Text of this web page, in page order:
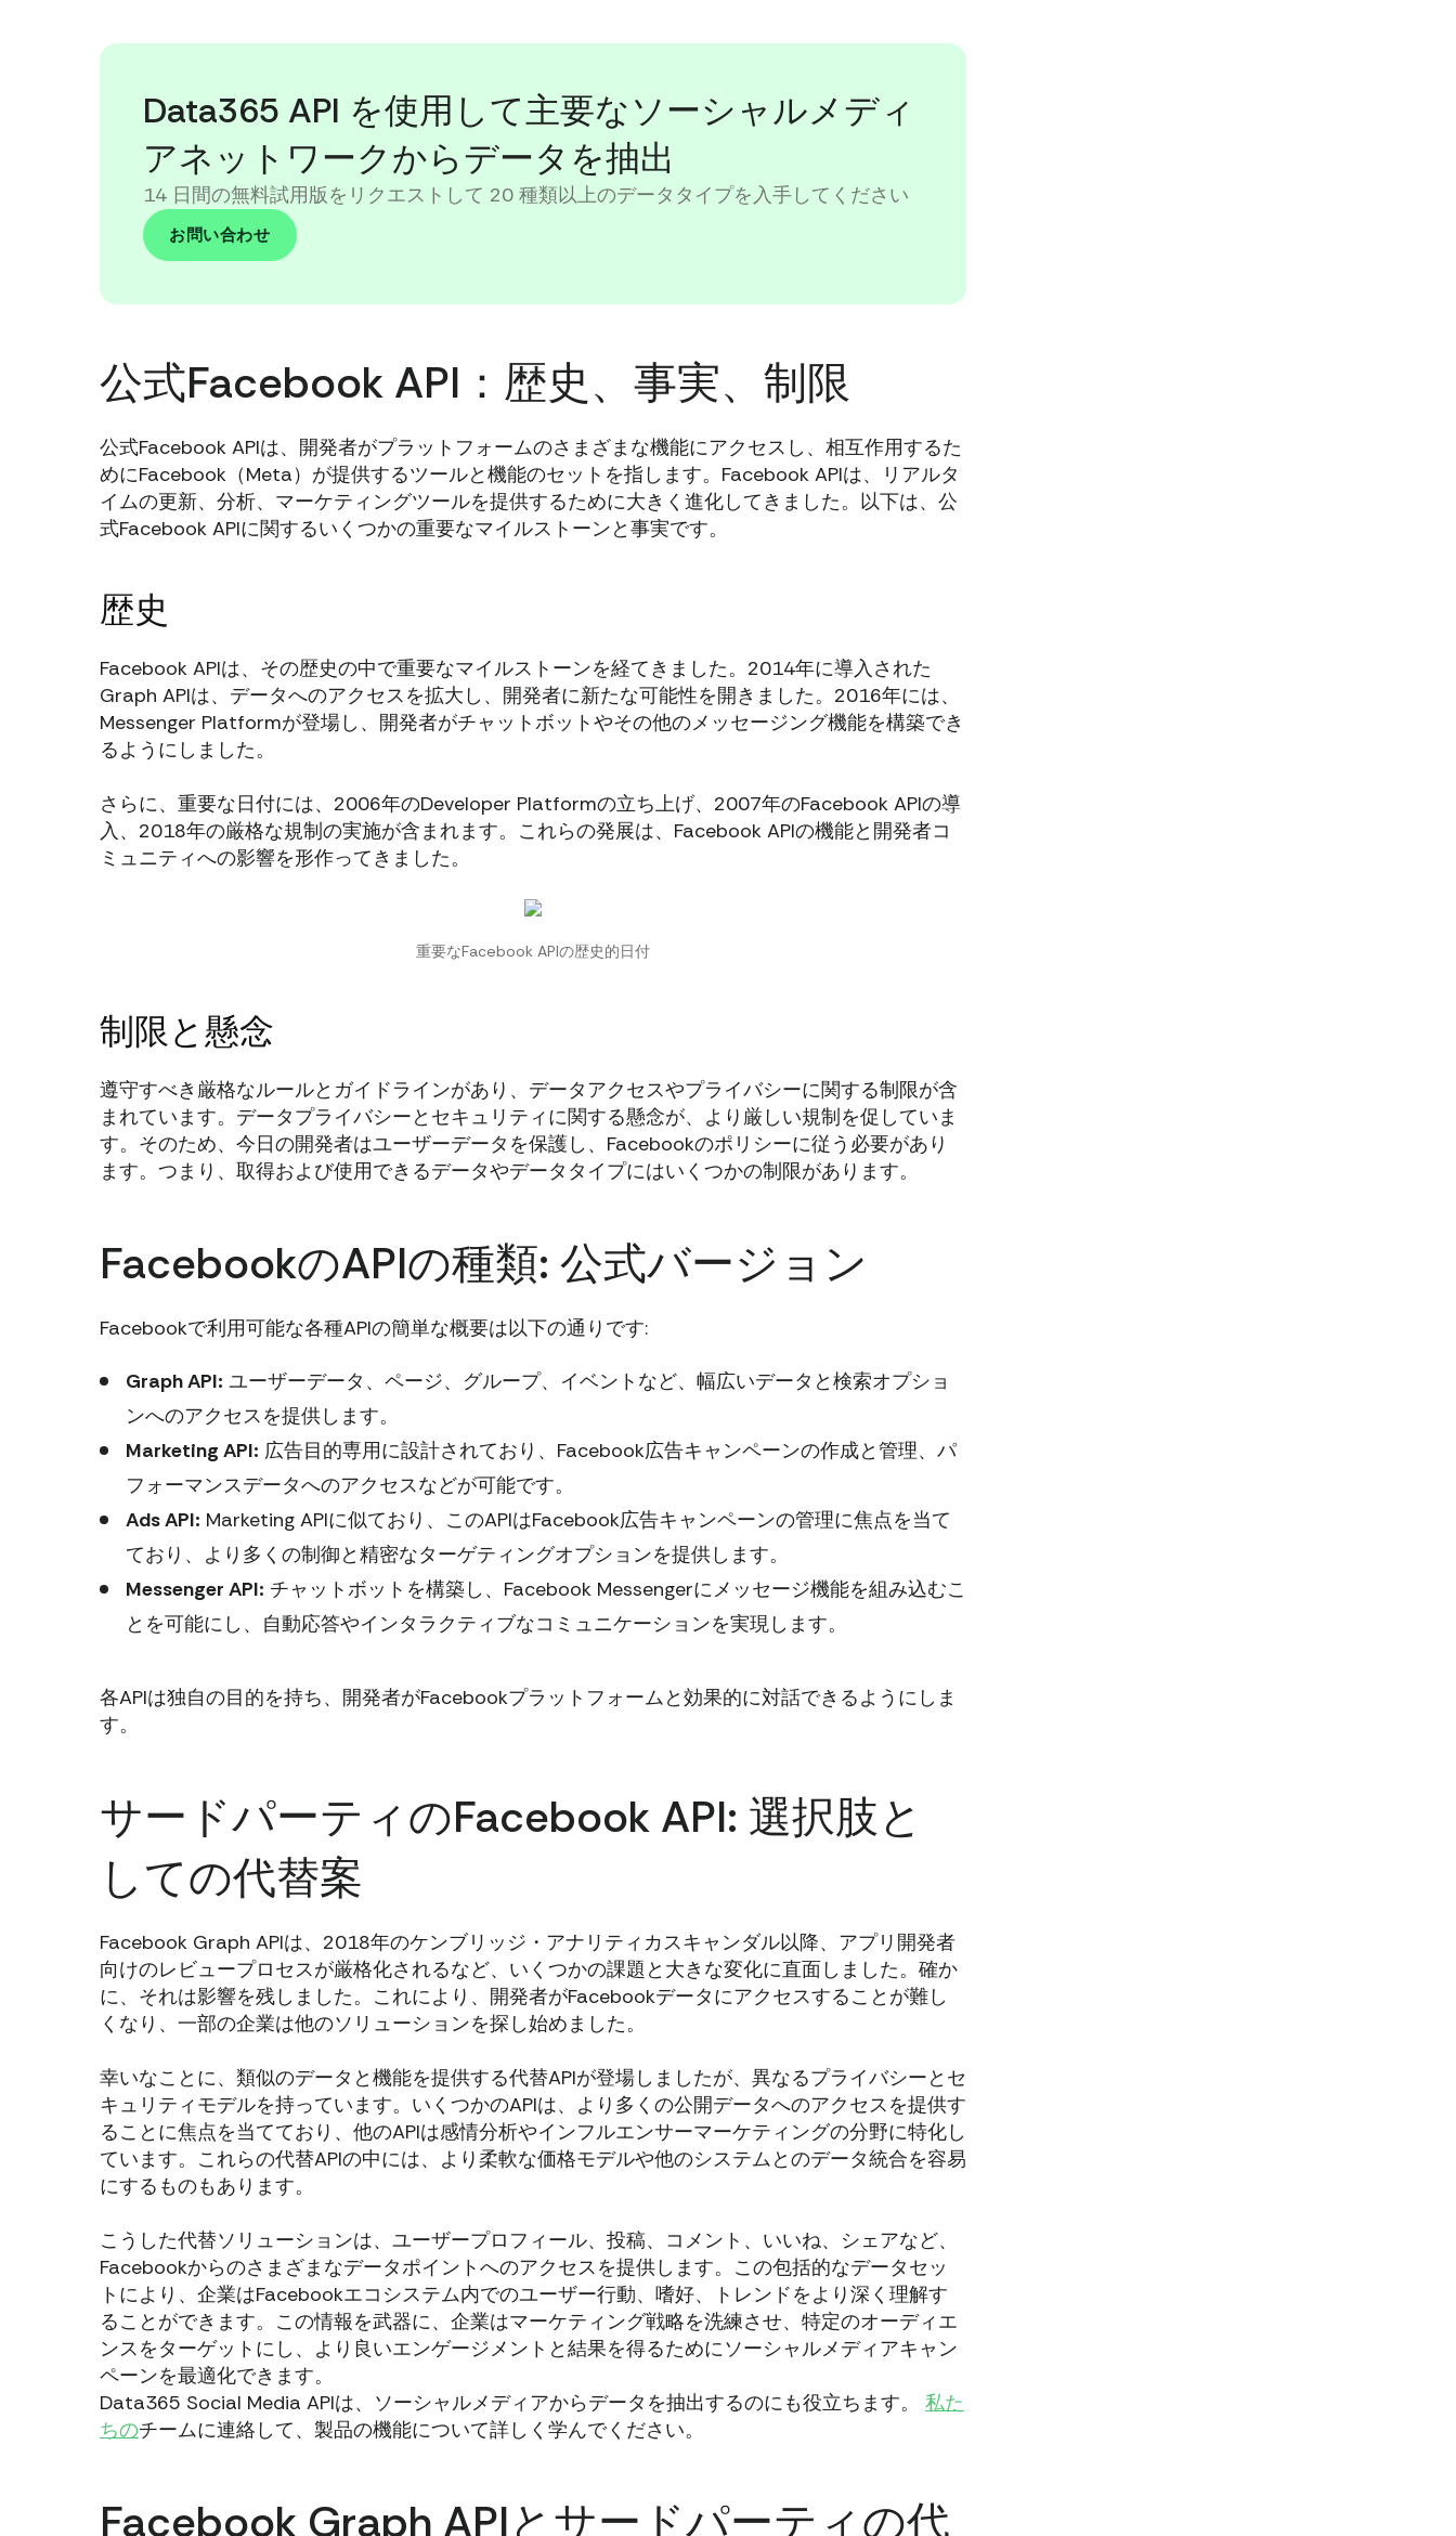
Data365 API を使用して主要なソーシャルメディ
アネットワークからデータを抽出
14 日間の無料試用版をリクエストして 20 種類以上のデータタイプを入手してください
お問い合わせ
公式Facebook API：歴史、事実、制限
公式Facebook APIは、開発者がプラットフォームのさまざまな機能にアクセスし、相互作用するた
めにFacebook（Meta）が提供するツールと機能のセットを指します。Facebook APIは、リアルタ
イムの更新、分析、マーケティングツールを提供するために大きく進化してきました。以下は、公
式Facebook APIに関するいくつかの重要なマイルストーンと事実です。
歴史
Facebook APIは、その歴史の中で重要なマイルストーンを経てきました。2014年に導入された
Graph APIは、データへのアクセスを拡大し、開発者に新たな可能性を開きました。2016年には、
Messenger Platformが登場し、開発者がチャットボットやその他のメッセージング機能を構築でき
るようにしました。
さらに、重要な日付には、2006年のDeveloper Platformの立ち上げ、2007年のFacebook APIの導
入、2018年の厳格な規制の実施が含まれます。これらの発展は、Facebook APIの機能と開発者コ
ミュニティへの影響を形作ってきました。
重要なFacebook APIの歴史的日付
制限と懸念
遵守すべき厳格なルールとガイドラインがあり、データアクセスやプライバシーに関する制限が含
まれています。データプライバシーとセキュリティに関する懸念が、より厳しい規制を促していま
す。そのため、今日の開発者はユーザーデータを保護し、Facebookのポリシーに従う必要があり
ます。つまり、取得および使用できるデータやデータタイプにはいくつかの制限があります。
FacebookのAPIの種類: 公式バージョン
Facebookで利用可能な各種APIの簡単な概要は以下の通りです:
Graph API: ユーザーデータ、ページ、グループ、イベントなど、幅広いデータと検索オプショ
ンへのアクセスを提供します。
Marketing API: 広告目的専用に設計されており、Facebook広告キャンペーンの作成と管理、パ
フォーマンスデータへのアクセスなどが可能です。
Ads API: Marketing APIに似ており、このAPIはFacebook広告キャンペーンの管理に焦点を当て
ており、より多くの制御と精密なターゲティングオプションを提供します。
Messenger API: チャットボットを構築し、Facebook Messengerにメッセージ機能を組み込むこ
とを可能にし、自動応答やインタラクティブなコミュニケーションを実現します。
各APIは独自の目的を持ち、開発者がFacebookプラットフォームと効果的に対話できるようにしま
す。
サードパーティのFacebook API: 選択肢と
しての代替案
Facebook Graph APIは、2018年のケンブリッジ・アナリティカスキャンダル以降、アプリ開発者
向けのレビュープロセスが厳格化されるなど、いくつかの課題と大きな変化に直面しました。確か
に、それは影響を残しました。これにより、開発者がFacebookデータにアクセスすることが難し
くなり、一部の企業は他のソリューションを探し始めました。
幸いなことに、類似のデータと機能を提供する代替APIが登場しましたが、異なるプライバシーとセ
キュリティモデルを持っています。いくつかのAPIは、より多くの公開データへのアクセスを提供す
ることに焦点を当てており、他のAPIは感情分析やインフルエンサーマーケティングの分野に特化し
ています。これらの代替APIの中には、より柔軟な価格モデルや他のシステムとのデータ統合を容易
にするものもあります。
こうした代替ソリューションは、ユーザープロフィール、投稿、コメント、いいね、シェアなど、
Facebookからのさまざまなデータポイントへのアクセスを提供します。この包括的なデータセッ
トにより、企業はFacebookエコシステム内でのユーザー行動、嗜好、トレンドをより深く理解す
ることができます。この情報を武器に、企業はマーケティング戦略を洗練させ、特定のオーディエ
ンスをターゲットにし、より良いエンゲージメントと結果を得るためにソーシャルメディアキャン
ペーンを最適化できます。
Data365 Social Media APIは、ソーシャルメディアからデータを抽出するのにも役立ちます。 私た
ちのチームに連絡して、製品の機能について詳しく学んでください。
Facebook Graph APIとサードパーティの代